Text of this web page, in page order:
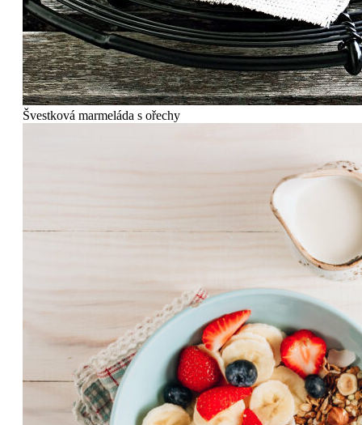
Švestková marmeláda s ořechy